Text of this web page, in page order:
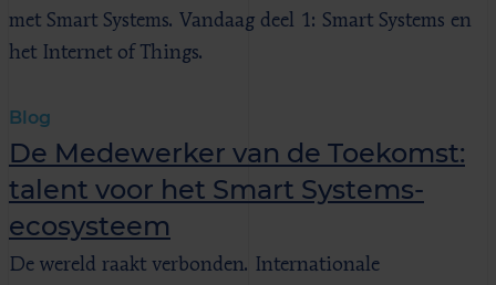
met Smart Systems. Vandaag deel 1: Smart Systems en
het Internet of Things.
Blog
De Medewerker van de Toekomst:
talent voor het Smart Systems-
ecosysteem
De wereld raakt verbonden. Internationale